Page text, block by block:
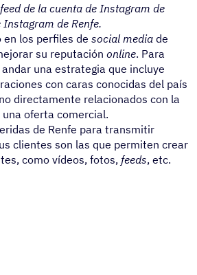
de la cuenta de Instagram de
Instagram de Renfe.
en los perfiles de social media de
su reputación online. Para
una estrategia que incluye
con caras conocidas del país
directamente relacionados con la
oferta comercial.
de Renfe para transmitir
clientes son las que permiten crear
como vídeos, fotos, feeds, etc.